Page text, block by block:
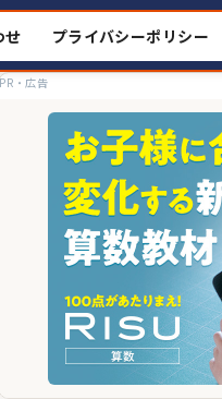
せ プライバシーポリシー
PR・広告